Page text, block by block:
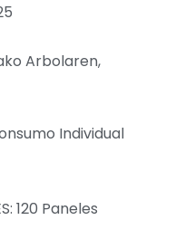
Arbolaren,
Individual
120 Paneles